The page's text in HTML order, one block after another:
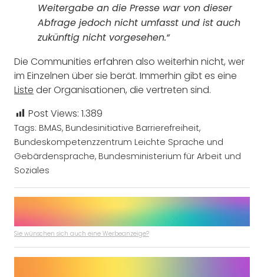
Weitergabe an die Presse war von dieser
Abfrage jedoch nicht umfasst und ist auch
zukünftig nicht vorgesehen.“
Die Communities erfahren also weiterhin nicht, wer
im Einzelnen über sie berät. Immerhin gibt es eine
Liste der Organisationen, die vertreten sind.
Post Views: 1.389
Tags: BMAS, Bundesinitiative Barrierefreiheit,
Bundeskompetenzzentrum Leichte Sprache und
Gebärdensprache, Bundesministerium für Arbeit und
Soziales
Sie wünschen sich auch eine Werbeanzeige?